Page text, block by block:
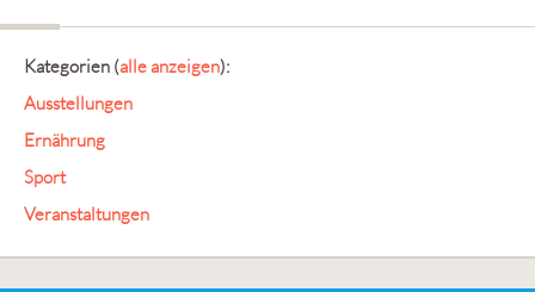
Kategorien (alle anzeigen):
Ausstellungen
Ernährung
Sport
Veranstaltungen